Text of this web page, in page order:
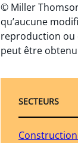
© Miller
qu’aucune
reproduction ou
peut être
SECTEURS